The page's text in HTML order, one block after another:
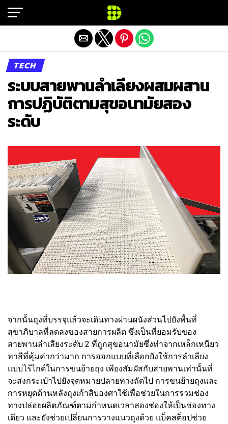
TECH
ระบบสายพานลำเลียงผสมผสาน
การปฏิบัติตามสุขอนามัยสอง
ระดับ
จากนั้นถุงที่บรรจุแล้วจะเดินทางผ่านผนังส่วนไปยังพื้นที่
สุขาภิบาลที่ลดลงของสายการผลิต ซึ่งเป็นที่ยอมรับของ
สายพานลำเลียงระดับ 2 ที่ถูกสุขอนามัยซึ่งทำจากเหล็กเหนียว
ทาสีที่คุ้มค่ากว่ามาก การออกแบบที่เลือกยังใช้การลำเลียง
แบบไร้ไกด์ในการขนย้ายถุง เพียงสัมผัสกับสายพานเท่านั้นที่
จะส่งกระเป๋าไปยังจุดหมายปลายทางถัดไป การขนย้ายถุงและ
การหยุดด้านหลังถุงเก้าสิบองศาใช้เพื่อช่วยในการรวมช่อง
ทางปล่อยผลิตภัณฑ์ตามกำหนดเวลาสองช่องให้เป็นช่องทาง
เดียว และยังช่วยเปลี่ยนการวางแนวถุงด้วย แบ็คสต็อปช่วย
Exit mobile version